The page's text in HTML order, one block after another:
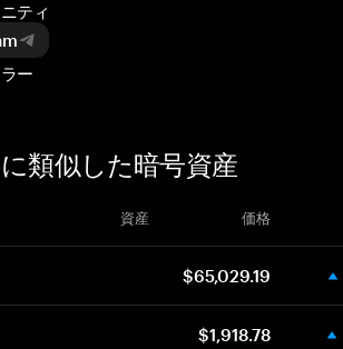
ティ
ー
類似した暗号資産
資産 価格
$65,029.19
$1,918.78